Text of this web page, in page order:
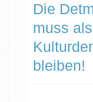
Die
muss
bleiben!